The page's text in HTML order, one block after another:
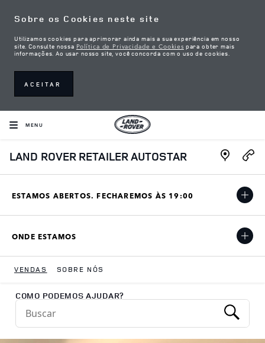
Sobre os Cookies neste site
Utilizamos cookies para aprimorar ainda mais a sua experiência em nosso
site. Consulte nossa Política de Privacidade e Cookies para obter mais
informações. Ao usar nosso site, você concorda com o uso de cookies.
ACEITAR
MENU
LAND ROVER RETAILER AUTOSTAR Link
ESTAMOS ABERTOS. FECHAREMOS ÀS 19:00
ONDE ESTAMOS
VENDAS SOBRE NÓS
COMO PODEMOS AJUDAR?
Conduct a search
Submit